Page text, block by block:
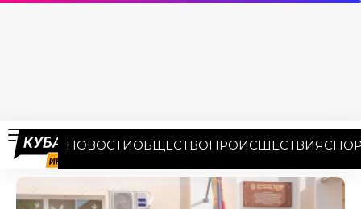
НОВОСТИОБЩЕСТВОПРОИСШЕСТВИЯ